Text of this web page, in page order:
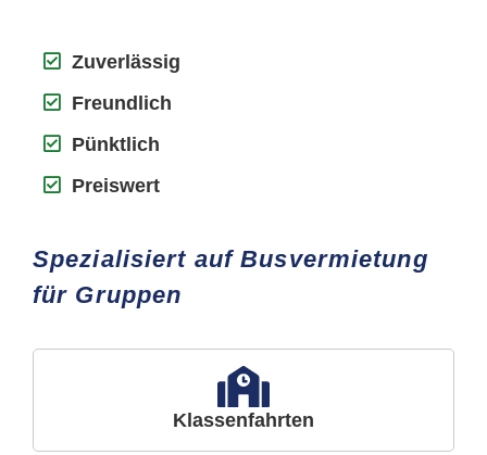
Zuverlässig
Freundlich
Pünktlich
Preiswert
Spezialisiert auf Busvermietung
für Gruppen
Klassenfahrten